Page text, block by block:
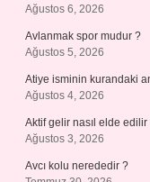
Ağustos 6, 2026
Avlanmak spor mudur ?
Ağustos 5, 2026
Atiye isminin kurandaki
Ağustos 4, 2026
Aktif gelir nasıl elde edilir
Ağustos 3, 2026
Avcı kolu nerededir ?